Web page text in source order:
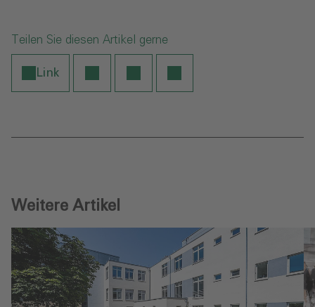
Teilen Sie diesen Artikel gerne
Link
Weitere Artikel